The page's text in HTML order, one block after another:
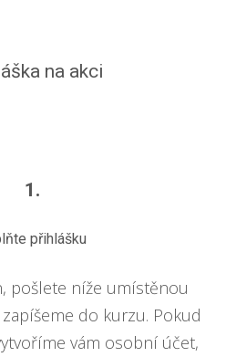
na akci
1.
přihlášku
pošlete níže umístěnou
do kurzu. Pokud
vám osobní účet,